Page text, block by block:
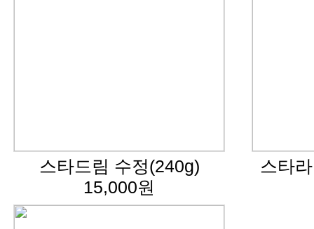
스타드림 수정(240g)
15,000원
스타